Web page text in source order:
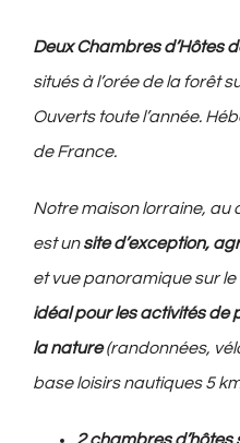
Deux Chambres d’Hôtes
situés à l’orée de la forêt
Ouverts toute l’année.
de France.
Notre maison lorraine,
est unsite d’exception,
et vue panoramique sur
idéal pour les activités de
la nature(randonnées,
base loisirs nautiques 5